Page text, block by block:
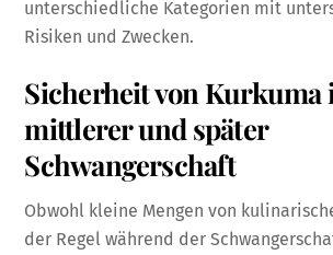
unterschiedliche Kategorien mit
Risiken und Zwecken.
Sicherheit von
mittlerer und später
Schwangerschaft
Obwohl kleine Mengen von
der Regel während der